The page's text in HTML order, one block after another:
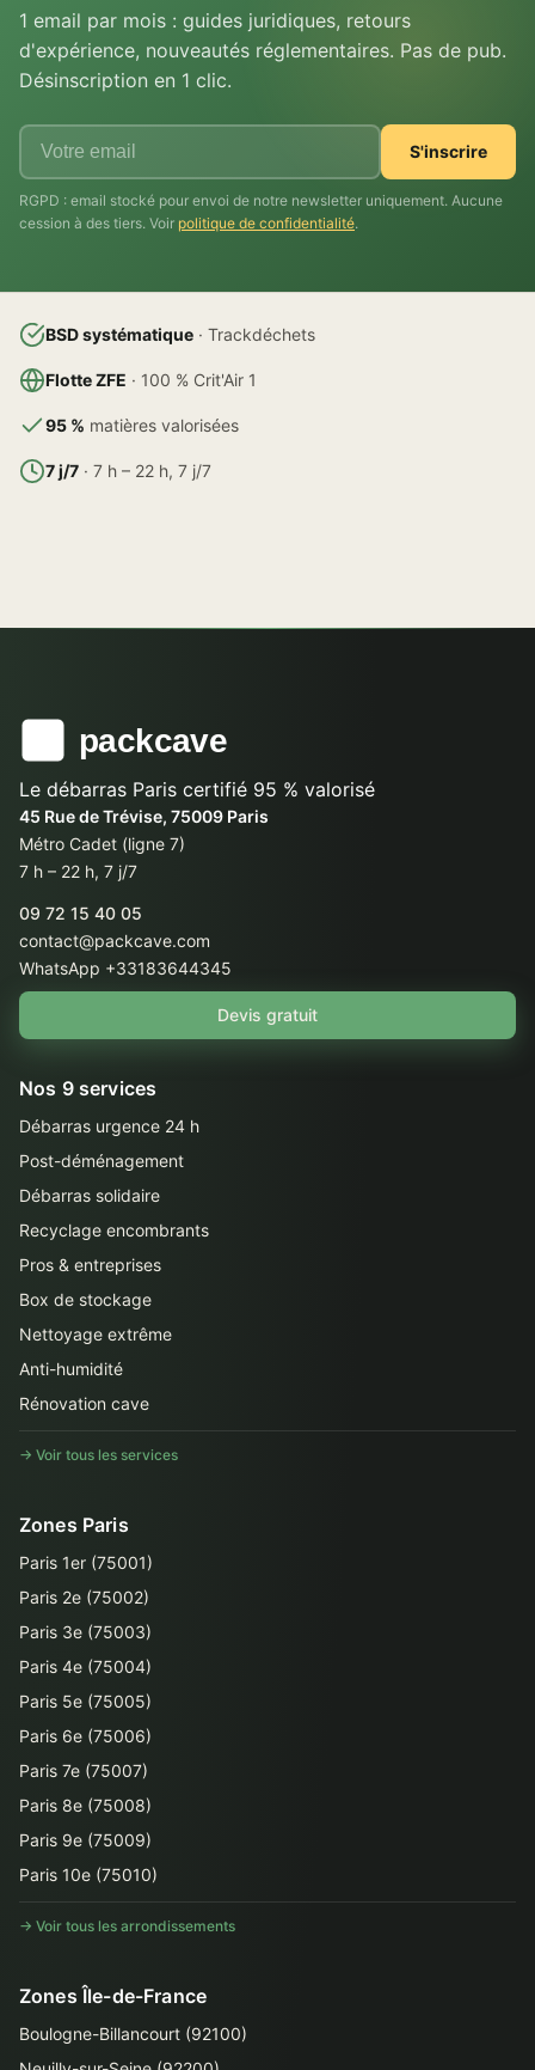
1 email par mois : guides juridiques, retours
d'expérience, nouveautés réglementaires. Pas de pub.
Désinscription en 1 clic.
S'inscrire
RGPD : email stocké pour envoi de notre newsletter uniquement. Aucune
cession à des tiers. Voir politique de confidentialité.
BSD systématique · Trackdéchets
Flotte ZFE · 100 % Crit'Air 1
95 % matières valorisées
7 j/7 · 7 h – 22 h, 7 j/7
Le débarras Paris certifié 95 % valorisé
45 Rue de Trévise, 75009 Paris
Métro Cadet (ligne 7)
7 h – 22 h, 7 j/7
09 72 15 40 05
contact@packcave.com
WhatsApp +33183644345
Devis gratuit
Nos 9 services
Débarras urgence 24 h
Post-déménagement
Débarras solidaire
Recyclage encombrants
Pros & entreprises
Box de stockage
Nettoyage extrême
Anti-humidité
Rénovation cave
→ Voir tous les services
Zones Paris
Paris 1er (75001)
Paris 2e (75002)
Paris 3e (75003)
Paris 4e (75004)
Paris 5e (75005)
Paris 6e (75006)
Paris 7e (75007)
Paris 8e (75008)
Paris 9e (75009)
Paris 10e (75010)
→ Voir tous les arrondissements
Zones Île-de-France
Boulogne-Billancourt (92100)